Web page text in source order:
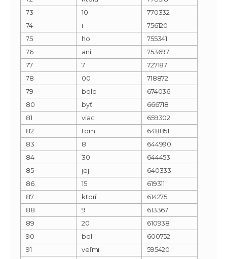
73
10
770332
74
i
756120
75
ho
755341
76
ani
753697
77
7
727187
78
00
718872
79
bolo
674036
80
byť
666718
81
viac
659302
82
tom
648851
83
8
644990
84
30
644453
85
jej
640333
86
15
619311
87
ktorí
614275
88
9
613367
89
20
610938
90
boli
600752
91
veľmi
595420